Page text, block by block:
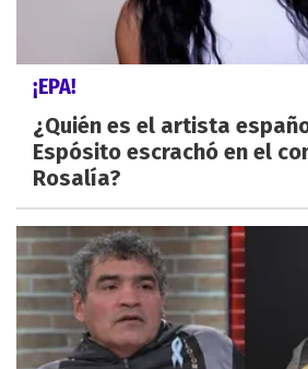
¡EPA!
¿Quién es el artista
Espósito escrachó en el
Rosalía?